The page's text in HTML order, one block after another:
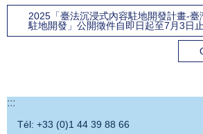
2025「臺法沉浸式內容駐地開發計畫-臺
駐地開發」公開徵件自即日起至7月3日止
:::
Tél: +33 (0)1 44 39 88 66